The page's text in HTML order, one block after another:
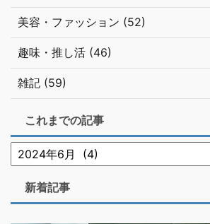
美容・ファッション (52)
趣味・推し活 (46)
雑記 (59)
これまでの記事
新着記事